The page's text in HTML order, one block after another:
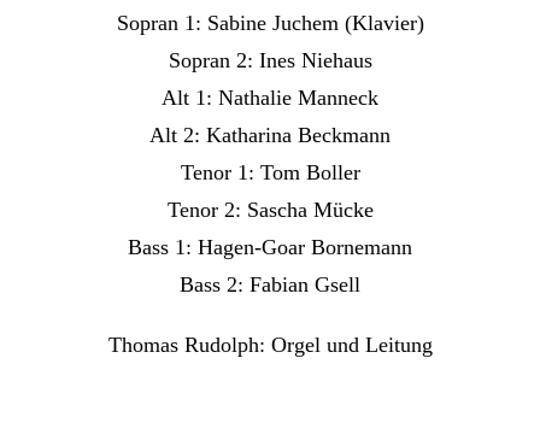
Sopran 1: Sabine Juchem (Klavier)
Sopran 2: Ines Niehaus
Alt 1: Nathalie Manneck
Alt 2: Katharina Beckmann
Tenor 1: Tom Boller
Tenor 2: Sascha Mücke
Bass 1: Hagen-Goar Bornemann
Bass 2: Fabian Gsell
Thomas Rudolph: Orgel und Leitung